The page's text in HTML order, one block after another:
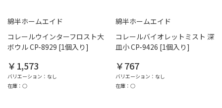
綿半ホームエイド
コレールウインターフロスト大
ボウル CP-8929 [1個入り]
￥1,573
バリエーション：なし
在庫：○
綿半ホームエイド
コレールバイオレットミスト 深
皿小 CP-9426 [1個入り]
￥767
バリエーション：なし
在庫：○